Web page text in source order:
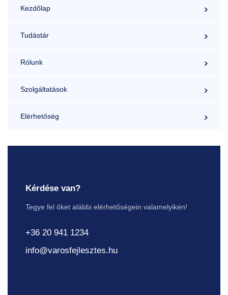
Kezdőlap
Tudástár
Rólunk
Szolgáltatások
Elérhetőség
Kérdése van?
Tegye fel őket alábbi elérhetőségein valamelyikén!
+36 20 941 1234
info@varosfejlesztes.hu